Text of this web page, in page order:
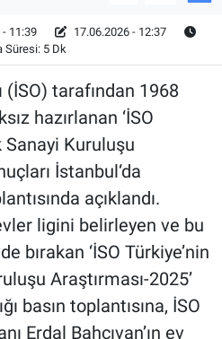
- 11:39
17.06.2026 - 12:37
Süresi: 5 Dk
(İSO) tarafından 1968
hazırlanan ‘İSO
Sanayi Kuruluşu
İstanbul‘da
açıklandı.
ligini belirleyen ve bu
bırakan ‘İSO Türkiye’nin
Araştırması-2025’
basın toplantısına, İSO
Erdal Bahçıvan’ın ev